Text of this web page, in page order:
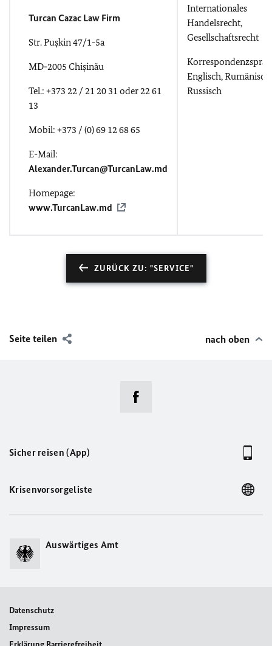
Turcan Cazac Law Firm
Str. Pușkin 47/1-5a
MD-2005 Chișinău
Tel.: +373 22 / 21 20 31 oder 22 61
13
Mobil: +373 / (0) 69 12 68 65
E-Mail:
Alexander.Turcan@TurcanLaw.md
Homepage:
www.TurcanLaw.md
Internationales
Handelsrecht,
Gesellschaftsrecht
Englisch, Rumänisch,
Russisch
ZURÜCK ZU: "SERVICE"
Seite teilen nach oben
Sicher reisen (App)
Krisenvorsorgeliste
Auswärtiges Amt
Datenschutz
Impressum